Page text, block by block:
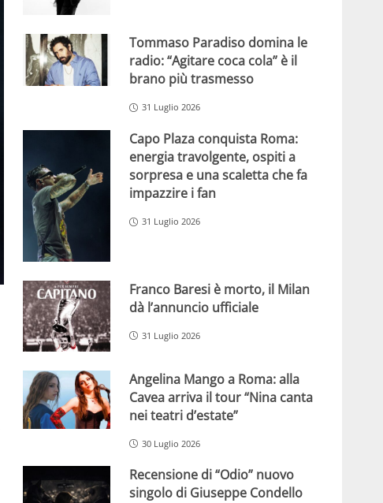
Tommaso Paradiso domina le
radio: “Agitare coca cola” è il
brano più trasmesso
31 Luglio 2026
Capo Plaza conquista Roma:
energia travolgente, ospiti a
sorpresa e una scaletta che fa
impazzire i fan
31 Luglio 2026
Franco Baresi è morto, il Milan
dà l’annuncio ufficiale
31 Luglio 2026
Angelina Mango a Roma: alla
Cavea arriva il tour “Nina canta
nei teatri d’estate”
30 Luglio 2026
Recensione di “Odio” nuovo
singolo di Giuseppe Condello